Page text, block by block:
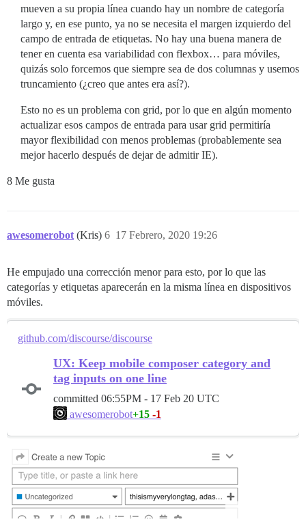
mueven a su propia línea cuando hay un nombre de categoría
largo y, en ese punto, ya no se necesita el margen izquierdo del
campo de entrada de etiquetas. No hay una buena manera de
tener en cuenta esa variabilidad con flexbox… para móviles,
quizás solo forcemos que siempre sea de dos columnas y usemos
truncamiento (¿creo que antes era así?).
Esto no es un problema con grid, por lo que en algún momento
actualizar esos campos de entrada para usar grid permitiría
mayor flexibilidad con menos problemas (probablemente sea
mejor hacerlo después de dejar de admitir IE).
8 Me gusta
awesomerobot (Kris) 17 Febrero, 2020 19:26
6
He empujado una corrección menor para esto, por lo que las
categorías y etiquetas aparecerán en la misma línea en dispositivos
móviles.
github.com/discourse/discourse
UX: Keep mobile composer category and
tag inputs on one line
committed 06:55PM - 17 Feb 20 UTC
awesomerobot+15 -1